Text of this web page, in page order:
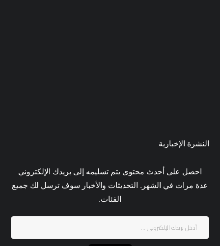
النشرة الإخبارية
احصل على أحدث محتوى يتم تسليمه إلى بريدك الإلكتروني
عدة مرات في الشهر. التحديثات والأخبار سوف ترسل لك جميع
الفئات.